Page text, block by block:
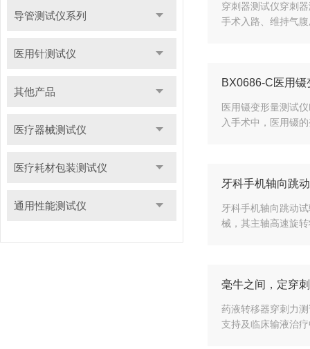
导管测试仪系列
医用针测试仪
其他产品
医疗器械测试仪
医疗耗材包装测试仪
通用性能测试仪
穿刺器测试仪穿刺
手术入路、维持气
BX0686-C医用
医用镊变形量测试
入手术中，医用镊
牙科手机轴向跳
牙科手机轴向跳动
械，其主轴高速旋
毫牛之间，定穿
药液转移器穿刺力
支持及临床输液治